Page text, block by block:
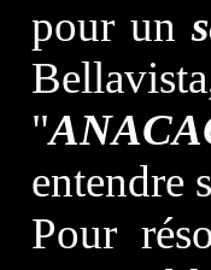
pour un
"
entendre
Pour